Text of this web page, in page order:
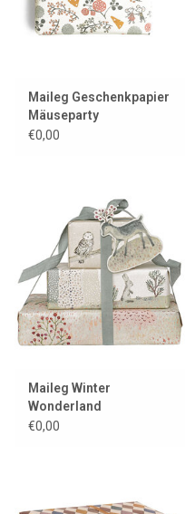
Marken
Maileg Geschenkpapier
Mäuseparty
€0,00
Maileg Winter
Wonderland
Geschenkpapier
€0,00